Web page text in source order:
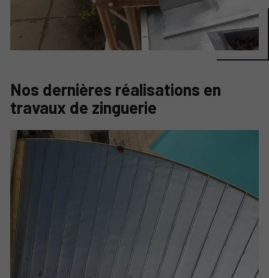
Nos dernières réalisations en
travaux de zinguerie